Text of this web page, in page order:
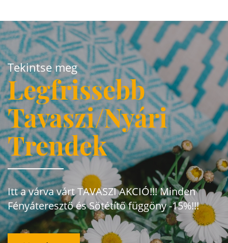
Tekintse meg
Legfrissebb
Tavaszi/Nyári
Trendek
Itt a várva várt TAVASZI AKCIÓ!!! Minden
Fényáteresztő és Sötétítő függöny -15%!!!